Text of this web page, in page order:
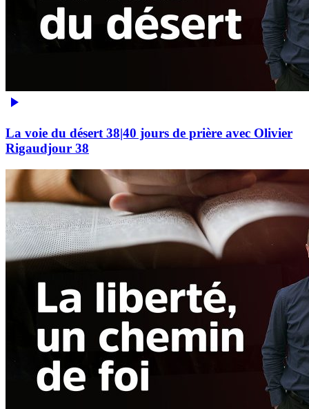
La voie du désert 38|40 jours de prière avec Olivier
Rigaudjour 38